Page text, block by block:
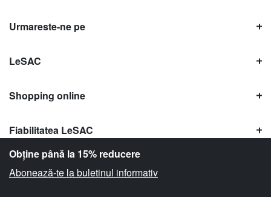
Obține până la 15% reducere
Abonează-te la buletinul informativ
Urmareste-ne pe
LeSAC
Shopping online
Fiabilitatea LeSAC
Copyright © Le SAC s.r.l. | PI 10954380159 |